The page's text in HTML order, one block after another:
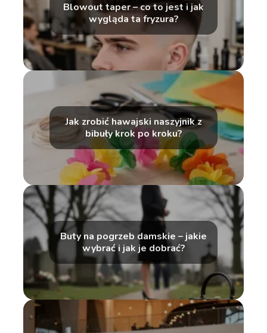
Blowout taper – co to jest i jak
wygląda ta fryzura?
Jak zrobić hawajski naszyjnik z
bibuły krok po kroku?
Buty na pogrzeb damskie – jakie
wybrać i jak je dobrać?